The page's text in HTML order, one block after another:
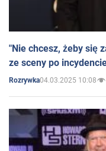
"Nie chcesz, żeby się
ze sceny po
Rozrywka04.03.2025 10:08